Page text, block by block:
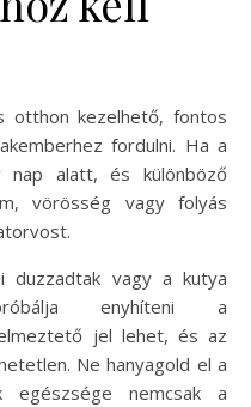
otthon kezelhető, fontos
fordulni. Ha a
nap alatt, és különböző
vörösség vagy folyás
duzzadtak vagy a kutya
enyhíteni a
jel lehet, és az
Ne hanyagold el a
nemcsak a